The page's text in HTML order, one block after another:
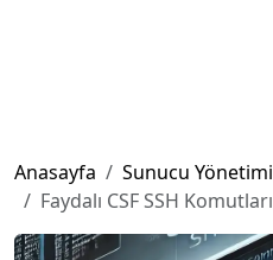
Anasayfa
Sunucu Yönetimi
Faydalı CSF SSH Komutları